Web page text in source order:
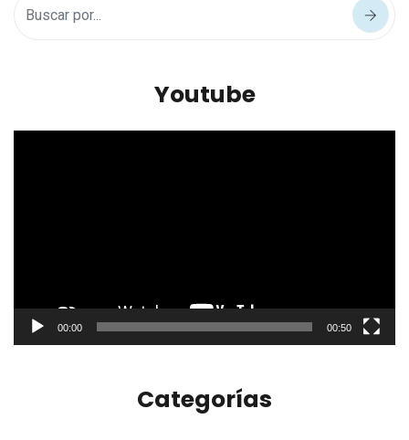
Youtube
00:00 00:50
Categorías